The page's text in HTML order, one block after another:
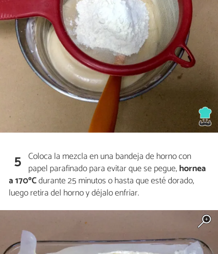
5 Coloca la mezcla en una bandeja de horno con
papel parafinado para evitar que se pegue,hornea
a 170ºCdurante 25 minutos o hasta que esté dorado,
luego retira del horno y déjalo enfriar.